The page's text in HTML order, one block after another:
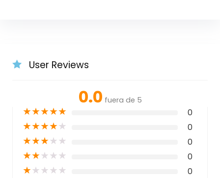
User Reviews
0.0 fuera de 5
★★★★★ 0
★★★★★ 0
★★★★★ 0
★★★★★ 0
★★★★★ 0